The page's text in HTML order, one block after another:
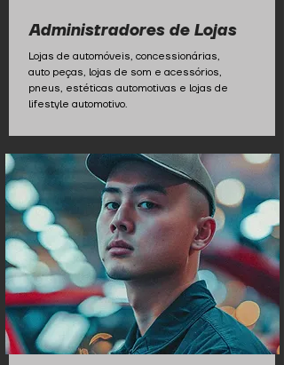
Administradores de Lojas
Lojas de automóveis, concessionárias,
auto peças, lojas de som e acessórios,
pneus, estéticas automotivas e lojas de
lifestyle automotivo.